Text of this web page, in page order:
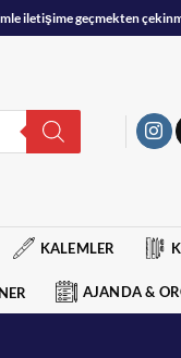
iletişime geçmekten
KALEMLER
AJANDA &